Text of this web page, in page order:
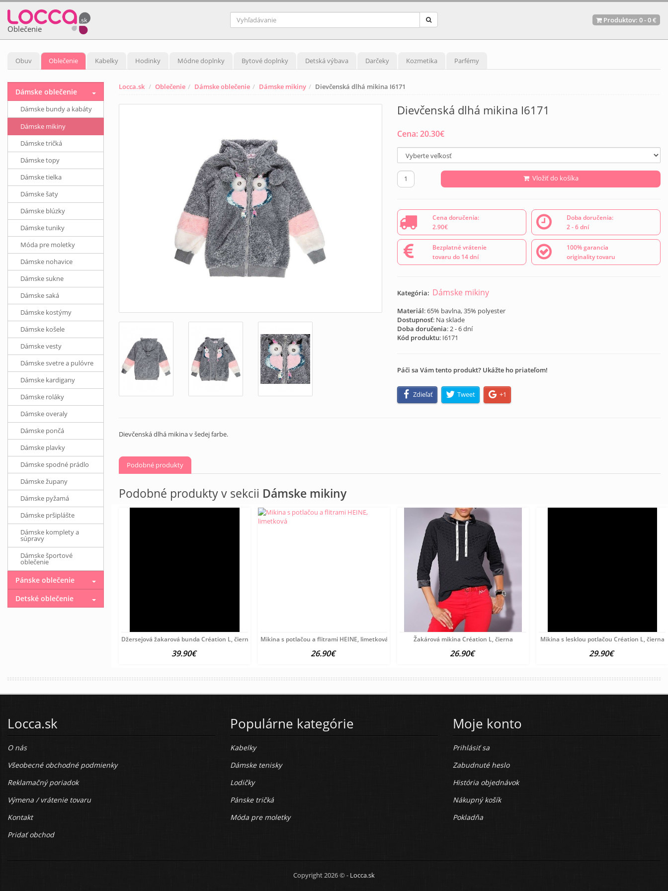
Oblečenie
Produktov: 0-0 €
Obuv Oblečenie Kabelky Hodinky Módne doplnky Bytové doplnky Detská výbava Darčeky Kozmetika Parfémy
Locca.sk Oblečenie Dámske oblečenie Dámske mikiny Dievčenská dlhá mikina I6171
Dievčenská dlhá mikina I6171
Cena:20.30€
Vložiť do košíka
Cena doručenia:
2.90€
Doba doručenia:
2 - 6 dní
Bezplatné vrátenie
tovaru do 14 dní
100% garancia
originality tovaru
Kategória: Dámske mikiny
Materiál: 65% bavlna, 35% polyester
Dostupnosť: Na sklade
Doba doručenia: 2 - 6 dní
Kód produktu: I6171
Páči sa Vám tento produkt? Ukážte ho priateľom!
Zdieľať Tweet +1
Dievčenská dlhá mikina v šedej farbe.
Podobné produkty
Podobné produkty v sekcii Dámske mikiny
Džersejová žakarová bunda Création L, čierno-piesková
39.90€
Mikina s potlačou a flitrami HEINE, limetková
26.90€
Žakárová mikina Création L, čierna
26.90€
Mikina s lesklou potlačou Création L, čierna
29.90€
Dámske oblečenie
Dámske bundy a kabáty
Dámske mikiny
Dámske tričká
Dámske topy
Dámske tielka
Dámske šaty
Dámske blúzky
Dámske tuniky
Móda pre moletky
Dámske nohavice
Dámske sukne
Dámske saká
Dámske kostýmy
Dámske košele
Dámske vesty
Dámske svetre a pulóvre
Dámske kardigany
Dámske roláky
Dámske overaly
Dámske pončá
Dámske plavky
Dámske spodné prádlo
Dámske župany
Dámske pyžamá
Dámske pršiplášte
Dámske komplety a
súpravy
Dámske športové
oblečenie
Pánske oblečenie
Detské oblečenie
Locca.sk
O nás
Všeobecné obchodné podmienky
Reklamačný poriadok
Výmena / vrátenie tovaru
Kontakt
Pridať obchod
Populárne kategórie
Kabelky
Dámske tenisky
Lodičky
Pánske tričká
Móda pre moletky
Moje konto
Prihlásiť sa
Zabudnuté heslo
História objednávok
Nákupný košík
Pokladňa
Copyright 2026 © - Locca.sk